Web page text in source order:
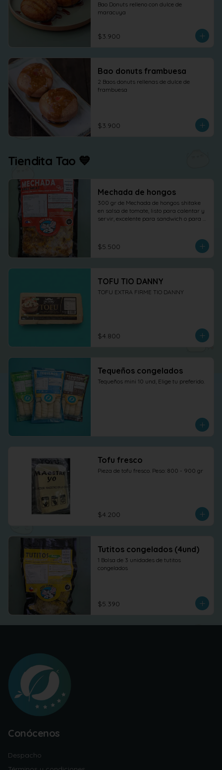
Bao Donuts relleno con dulce de
maracuya
$3.900
Bao donuts frambuesa
2 Baos donuts rellenas de dulce de
frambuesa
$3.900
Tiendita Tao 💙
Mechada de hongos
300 gr de Mechada de hongos shitake
en salsa de tomate, listo para calentar y
servir, excelente para sandwich o para
$5.500
TOFU TIO DANNY
TOFU EXTRA FIRME TIO DANNY
$4.800
Tequeños congelados
Tequeños mini 10 und, Elige tu preferido.
Tofu fresco
Pieza de tofu fresco. Peso: 800 - 900 gr
$4.200
Tutitos congelados (4und)
1 Bolsa de 3 unidades de tutitos
congelados
$5.390
Conócenos
Despacho